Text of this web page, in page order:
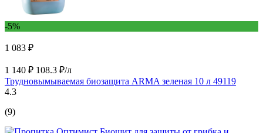
-5%
1 083 ₽
1 140 ₽ 108.3 ₽/л
Трудновымываемая биозащита ARMA зеленая 10 л 49119
4.3
(9)